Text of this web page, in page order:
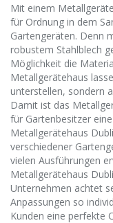
Mit einem
für Ordnung in dem
Gartengeräten. Denn
robustem Stahlblech
Möglichkeit die
Metallgerätehaus
unterstellen, sondern
Damit ist das
für Gartenbesitzer
Metallgerätehaus
verschiedener
vielen Ausführungen
Metallgerätehaus
Unternehmen achtet
Anpassungen so
Kunden eine perfekte